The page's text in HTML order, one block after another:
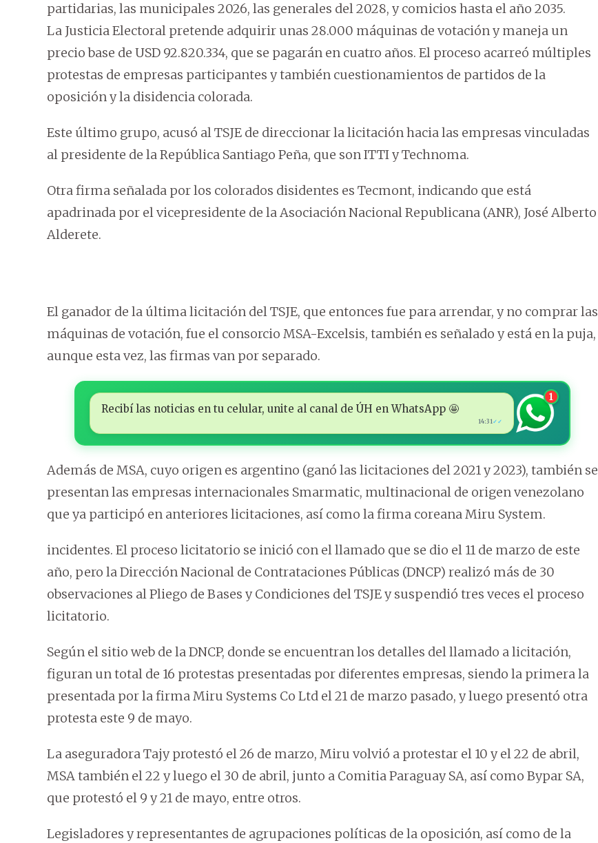
partidarias, las municipales 2026, las generales del 2028, y comicios hasta el año 2035.
La Justicia Electoral pretende adquirir unas 28.000 máquinas de votación y maneja un
precio base de USD 92.820.334, que se pagarán en cuatro años. El proceso acarreó múltiples
protestas de empresas participantes y también cuestionamientos de partidos de la
oposición y la disidencia colorada.
Este último grupo, acusó al TSJE de direccionar la licitación hacia las empresas vinculadas
al presidente de la República Santiago Peña, que son ITTI y Technoma.
Otra firma señalada por los colorados disidentes es Tecmont, indicando que está
apadrinada por el vicepresidente de la Asociación Nacional Republicana (ANR), José Alberto
Alderete.
El ganador de la última licitación del TSJE, que entonces fue para arrendar, y no comprar las
máquinas de votación, fue el consorcio MSA-Excelsis, también es señalado y está en la puja,
aunque esta vez, las firmas van por separado.
Recibí las noticias en tu celular, unite al canal de ÚH en WhatsApp 🤩
14:31✓✓
1
Además de MSA, cuyo origen es argentino (ganó las licitaciones del 2021 y 2023), también se
presentan las empresas internacionales Smarmatic, multinacional de origen venezolano
que ya participó en anteriores licitaciones, así como la firma coreana Miru System.
incidentes. El proceso licitatorio se inició con el llamado que se dio el 11 de marzo de este
año, pero la Dirección Nacional de Contrataciones Públicas (DNCP) realizó más de 30
observaciones al Pliego de Bases y Condiciones del TSJE y suspendió tres veces el proceso
licitatorio.
Según el sitio web de la DNCP, donde se encuentran los detalles del llamado a licitación,
figuran un total de 16 protestas presentadas por diferentes empresas, siendo la primera la
presentada por la firma Miru Systems Co Ltd el 21 de marzo pasado, y luego presentó otra
protesta este 9 de mayo.
La aseguradora Tajy protestó el 26 de marzo, Miru volvió a protestar el 10 y el 22 de abril,
MSA también el 22 y luego el 30 de abril, junto a Comitia Paraguay SA, así como Bypar SA,
que protestó el 9 y 21 de mayo, entre otros.
Legisladores y representantes de agrupaciones políticas de la oposición, así como de la